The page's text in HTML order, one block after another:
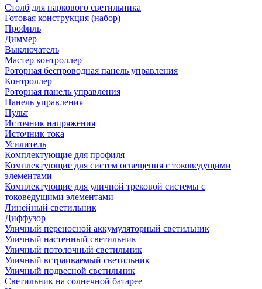
Столб для паркового светильника
Готовая конструкция (набор)
Профиль
Диммер
Выключатель
Мастер контроллер
Роторная беспроводная панель управления
Контроллер
Роторная панель управления
Панель управления
Пульт
Источник напряжения
Источник тока
Усилитель
Комплектующие для профиля
Комплектующие для систем освещения с токоведущими
элементами
Комплектующие для уличной трековой системы с
токоведущими элементами
Линейный светильник
Диффузор
Уличный переносной аккумуляторный светильник
Уличный настенный светильник
Уличный потолочный светильник
Уличный встраиваемый светильник
Уличный подвесной светильник
Светильник на солнечной батарее